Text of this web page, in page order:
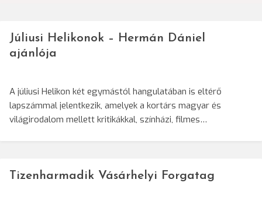
Júliusi Helikonok – Hermán Dániel
ajánlója
A júliusi Helikon két egymástól hangulatában is eltérő
lapszámmal jelentkezik, amelyek a kortárs magyar és
világirodalom mellett kritikákkal, színházi, filmes…
Tizenharmadik Vásárhelyi Forgatag